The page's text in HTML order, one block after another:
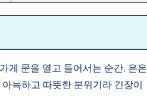
가게 문을 열고 들어서는 순간, 은은
늑하고 따뜻한 분위기라 긴장이